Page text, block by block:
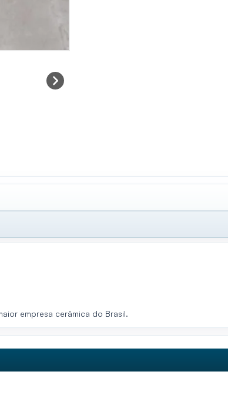
empresa cerâmica do Brasil.